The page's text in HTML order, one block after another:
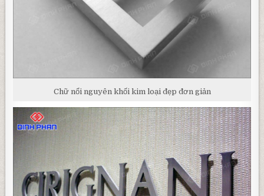
Chữ nổi nguyên khối kim loại đẹp đơn giản